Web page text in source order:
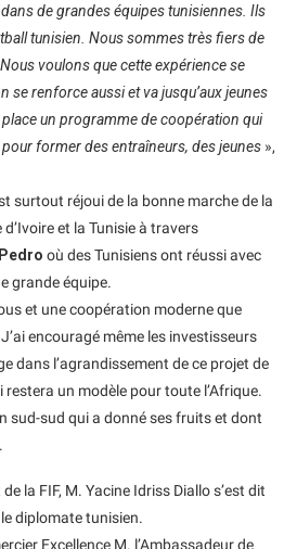
de grandes équipes tunisiennes. Ils
tunisien. Nous sommes très fiers de
voulons que cette expérience se
se renforce aussi et va jusqu’aux jeunes
un programme de coopération qui
former des entraîneurs, des jeunes »,
surtout réjoui de la bonne marche de la
et la Tunisie à travers
où des Tunisiens ont réussi avec
grande équipe.
et une coopération moderne que
encouragé même les investisseurs
dans l’agrandissement de ce projet de
restera un modèle pour toute l’Afrique.
sud-sud qui a donné ses fruits et dont
la FIF, M. Yacine Idriss Diallo s’est dit
diplomate tunisien.
Excellence M. l’Ambassadeur de